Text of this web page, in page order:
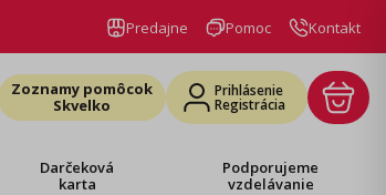
Predajne Pomoc Kontakt
Zoznamy pomôcok
Skvelko
Prihlásenie
Registrácia
Darčeková
karta
Podporujeme
vzdelávanie